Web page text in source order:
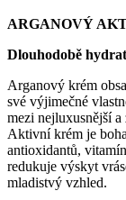
ARGANOVÝ
Dlouhodobě
Arganový krém
své výjimečné
mezi nejluxusnější a
Aktivní krém je
antioxidantů,
redukuje výskyt
mladistvý vzhled.